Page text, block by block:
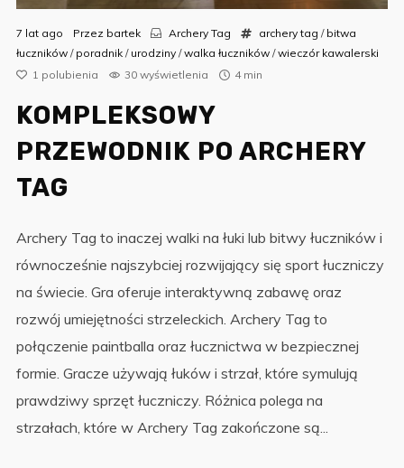
7 lat ago Przez bartek Archery Tag archery tag / bitwa
łuczników/ poradnik/ urodziny/walka łuczników/wieczór kawalerski
1 polubienia 30 wyświetlenia 4 min
KOMPLEKSOWY
PRZEWODNIK PO ARCHERY
TAG
Archery Tag to inaczej walki na łuki lub bitwy łuczników i
równocześnie najszybciej rozwijający się sport łuczniczy
na świecie. Gra oferuje interaktywną zabawę oraz
rozwój umiejętności strzeleckich. Archery Tag to
połączenie paintballa oraz łucznictwa w bezpiecznej
formie. Gracze używają łuków i strzał, które symulują
prawdziwy sprzęt łuczniczy. Różnica polega na
strzałach, które w Archery Tag zakończone są...